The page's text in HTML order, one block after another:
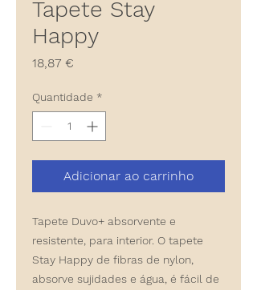
Tapete Stay
Happy
18,87 €
Quantidade *
Adicionar ao carrinho
Tapete Duvo+ absorvente e
resistente, para interior. O tapete
Stay Happy de fibras de nylon,
absorve sujidades e água, é fácil de